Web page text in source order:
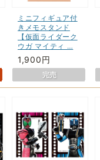
ミニフィギュア付
きメモスタンド
【仮面ライダーク
ウガ マイティ …
1,900円